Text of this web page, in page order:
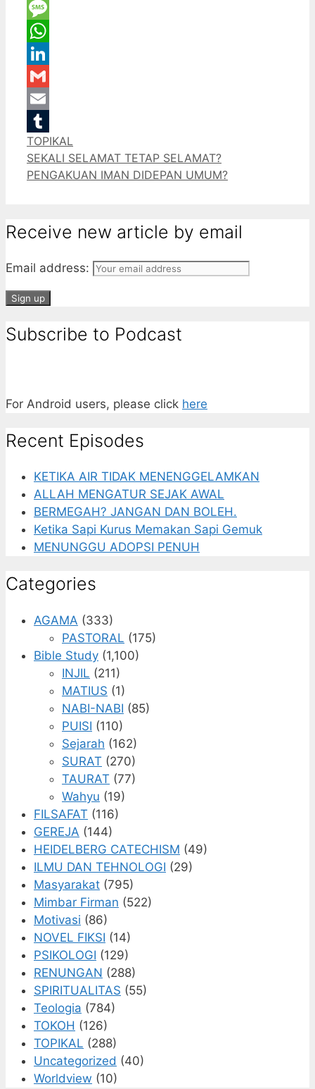
Twitter
Message
WhatsApp
LinkedIn
Gmail
Email
Tumblr
Categories
TOPIKAL
SEKALI SELAMAT TETAP SELAMAT?
PENGAKUAN IMAN DIDEPAN UMUM?
Receive new article by email
Email address:
Subscribe to Podcast
For Android users, please click here
Recent Episodes
KETIKA AIR TIDAK MENENGGELAMKAN
ALLAH MENGATUR SEJAK AWAL
BERMEGAH? JANGAN DAN BOLEH.
Ketika Sapi Kurus Memakan Sapi Gemuk
MENUNGGU ADOPSI PENUH
Categories
AGAMA (333)
PASTORAL (175)
Bible Study (1,100)
INJIL (211)
MATIUS (1)
NABI-NABI (85)
PUISI (110)
Sejarah (162)
SURAT (270)
TAURAT (77)
Wahyu (19)
FILSAFAT (116)
GEREJA (144)
HEIDELBERG CATECHISM (49)
ILMU DAN TEHNOLOGI (29)
Masyarakat (795)
Mimbar Firman (522)
Motivasi (86)
NOVEL FIKSI (14)
PSIKOLOGI (129)
RENUNGAN (288)
SPIRITUALITAS (55)
Teologia (784)
TOKOH (126)
TOPIKAL (288)
Uncategorized (40)
Worldview (10)